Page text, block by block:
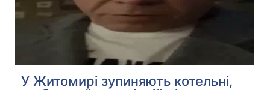
У Житомирі зупиняють котельні,